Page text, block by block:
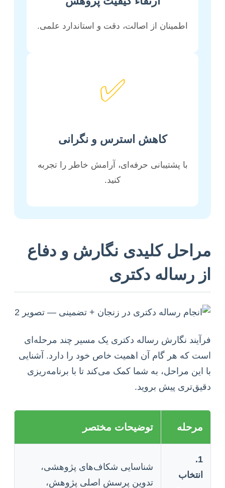
اطمینان از اصالت، دقت و استاندارد علمی.
✅
کاهش استرس و نگرانی
با پشتیبانی حرفه‌ای، آرامش خاطر را تجربه
کنید.
مراحل کلیدی نگارش و دفاع
از رساله دکتری
فرآیند نگارش رساله دکتری یک مسیر چند مرحله‌ای
است که هر گام آن اهمیت خاص خود را دارد. آشنایی
با این مراحل، به شما کمک می‌کند تا با برنامه‌ریزی
دقیق‌تری پیش بروید.
مرحله توضیحات مختصر
1.
انتخاب
شناسایی شکاف‌های پژوهشی،
تدوین پرسش اصلی پژوهش،